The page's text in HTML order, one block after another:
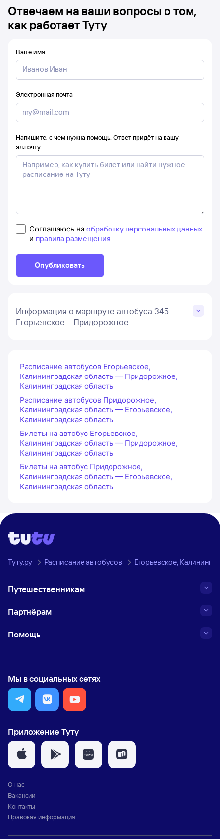
Отвечаем на ваши вопросы о том,
как работает Туту
Ваше имя
Электронная почта
Напишите, с чем нужна помощь. Ответ придёт на вашу
эл.почту
Соглашаюсь на обработку персональных данных
и правила размещения
Опубликовать
Информация о маршруте автобуса 345
Егорьевское – Придорожное
Расписание автобусов Егорьевское,
Калининградская область — Придорожное,
Калининградская область
Расписание автобусов Придорожное,
Калининградская область — Егорьевское,
Калининградская область
Билеты на автобус Егорьевское,
Калининградская область — Придорожное,
Калининградская область
Билеты на автобус Придорожное,
Калининградская область — Егорьевское,
Калининградская область
Туту.ру Расписание автобусов Егорьевское,
Путешественникам
Партнёрам
Помощь
Мы в социальных сетях
Приложение Туту
О нас
Вакансии
Контакты
Правовая информация